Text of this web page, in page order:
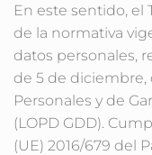
En este sentido,
de la normativa
datos personales,
de 5 de diciembre,
Personales y de
(LOPD GDD).
(UE) 2016/679 del